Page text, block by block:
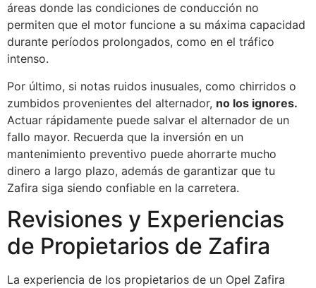
áreas donde las condiciones de conducción no
permiten que el motor funcione a su máxima capacidad
durante períodos prolongados, como en el tráfico
intenso.
Por último, si notas ruidos inusuales, como chirridos o
zumbidos provenientes del alternador, no los ignores.
Actuar rápidamente puede salvar el alternador de un
fallo mayor. Recuerda que la inversión en un
mantenimiento preventivo puede ahorrarte mucho
dinero a largo plazo, además de garantizar que tu
Zafira siga siendo confiable en la carretera.
Revisiones y Experiencias
de Propietarios de Zafira
La experiencia de los propietarios de un Opel Zafira